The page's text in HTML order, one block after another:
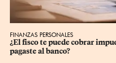
FINANZAS PERSONALES
¿El fisco te puede cobrar
pagaste al banco?